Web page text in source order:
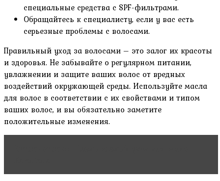
специальные средства с SPF-фильтрами.
Обращайтесь к специалисту‚ если у вас есть
серьезные проблемы с волосами.
Правильный уход за волосами – это залог их красоты
и здоровья. Не забывайте о регулярном питании‚
увлажнении и защите ваших волос от вредных
воздействий окружающей среды. Используйте масла
для волос в соответствии с их свойствами и типом
ваших волос‚ и вы обязательно заметите
положительные изменения.